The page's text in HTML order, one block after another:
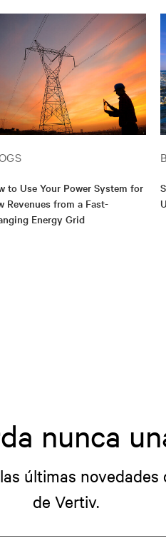
to Use Your Power System for
Revenues from a Fast-
Energy Grid
nunca
últimas
de Vertiv.